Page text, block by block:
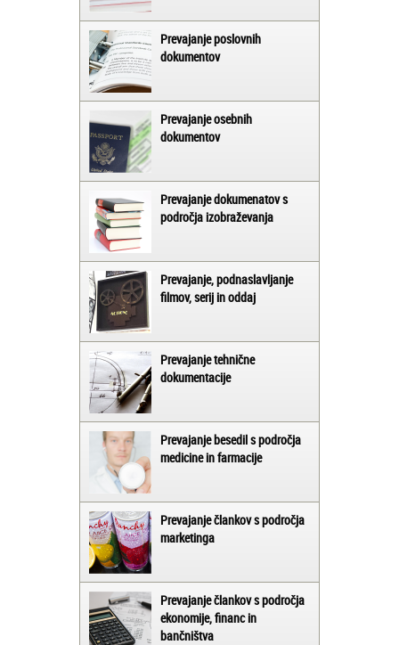
Prevajanje poslovnih
dokumentov
Prevajanje osebnih
dokumentov
Prevajanje dokumenatov s
področja izobraževanja
Prevajanje, podnaslavljanje
filmov, serij in oddaj
Prevajanje tehnične
dokumentacije
Prevajanje besedil s področja
medicine in farmacije
Prevajanje člankov s področja
marketinga
Prevajanje člankov s področja
ekonomije, financ in
bančništva